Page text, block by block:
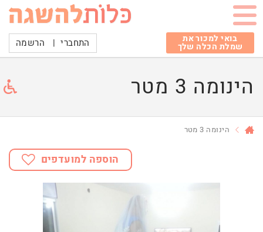
בואי למכור את
שמלת הכלה שלך התחברי | הרשמה
הינומה 3 מטר
הינומה 3 מטר
הוספה למועדפים